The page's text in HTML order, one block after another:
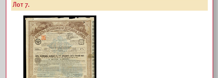
Лот 7.